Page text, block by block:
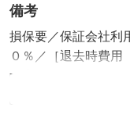
備考
損保要／保証会社利
０％／［退去時費
途実費］環境維持費
費：ご契約時１６